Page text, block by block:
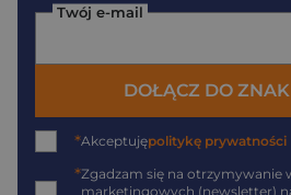
Twój e-mail
DOŁĄCZ DO
*Akceptujępolitykę prywatności
*Zgadzam się na otrzymywanie
marketingowych (newsletter)